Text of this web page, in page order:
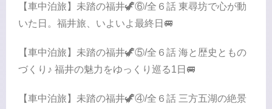
【車中泊旅】未踏の福井🦖⑥/全６話 東尋坊で心が動
いた日。福井旅、いよいよ最終日🚐
【車中泊旅】未踏の福井🦖⑤/全６話 海と歴史ともの
づくり♪ 福井の魅力をゆっくり巡る1日🚐
【車中泊旅】未踏の福井🦖④/全６話 三方五湖の絶景